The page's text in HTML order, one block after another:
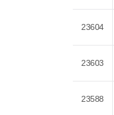
23604
23603
23588